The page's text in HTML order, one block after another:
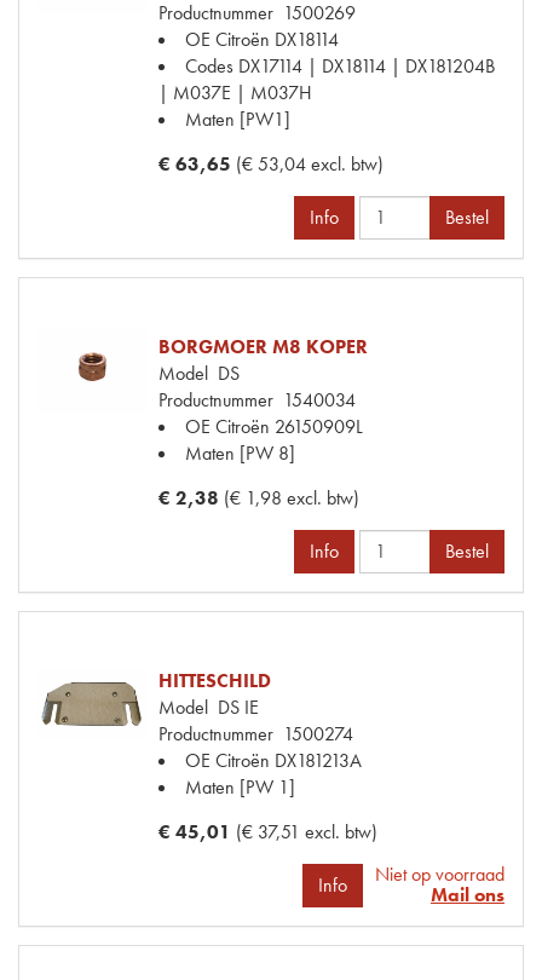
Productnummer 1500269
OE Citroën DX18114
Codes DX17114 | DX18114 | DX181204B
| M037E | M037H
Maten [PW1]
€ 63,65 (€ 53,04 excl. btw)
Info Bestel
BORGMOER M8 KOPER
Model DS
Productnummer 1540034
OE Citroën 26150909L
Maten [PW 8]
€ 2,38 (€ 1,98 excl. btw)
Info Bestel
HITTESCHILD
Model DS IE
Productnummer 1500274
OE Citroën DX181213A
Maten [PW 1]
€ 45,01 (€ 37,51 excl. btw)
Info
Niet op voorraad
Mail ons